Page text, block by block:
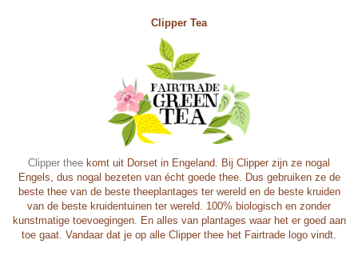
Clipper Tea
Clipper thee komt uit Dorset in Engeland. Bij Clipper zijn ze nogal
Engels, dus nogal bezeten van écht goede thee. Dus gebruiken ze de
beste thee van de beste theeplantages ter wereld en de beste kruiden
van de beste kruidentuinen ter wereld. 100% biologisch en zonder
kunstmatige toevoegingen. En alles van plantages waar het er goed aan
toe gaat. Vandaar dat je op alle Clipper thee het Fairtrade logo vindt.